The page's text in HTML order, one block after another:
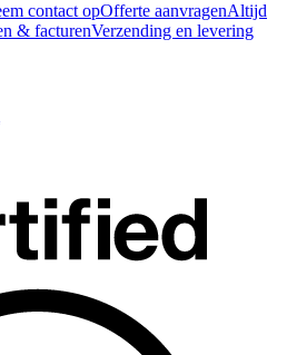
contact opOfferte aanvragenAltijd
& facturenVerzending en levering